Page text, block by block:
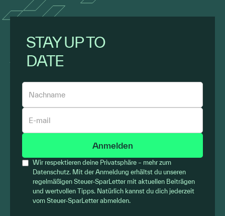
STAY UP TO
DATE
Wir respektieren deine Privatsphäre – mehr zum
Datenschutz. Mit der Anmeldung erhältst du unseren
regelmäßigen Steuer-SparLetter mit aktuellen Beiträgen
und wertvollen Tipps. Natürlich kannst du dich jederzeit
vom Steuer-SparLetter abmelden.